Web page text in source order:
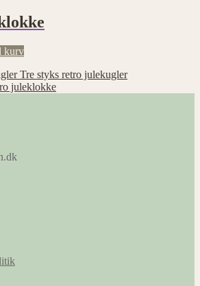
kurv
Tre styks retro julekugler
juleklokke